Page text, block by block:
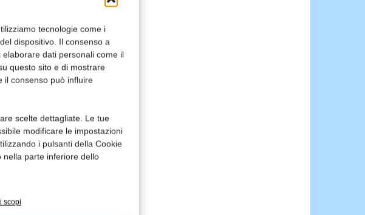
tecnologie come i
dispositivo. Il consenso a
dati personali come il
questo sito e di mostrare
il consenso può influire
scelte dettagliate. Le tue
modificare le impostazioni
i pulsanti della Cookie
nella parte inferiore dello
scopi
a
buona
gli